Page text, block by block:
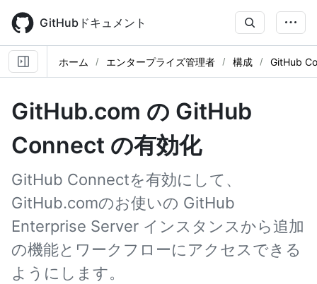
main
content
GitHubドキュメント
ホーム エンタープライズ管理者 構成 GitHub
GitHub.com の GitHub
Connect の有効化
GitHub Connectを有効にして、
GitHub.comのお使いの GitHub
Enterprise Server インスタンスから追加
の機能とワークフローにアクセスできる
ようにします。